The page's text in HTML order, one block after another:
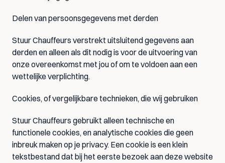
Delen van persoonsgegevens met derden
Stuur Chauffeurs verstrekt uitsluitend gegevens aan
derden en alleen als dit nodig is voor de uitvoering van
onze overeenkomst met jou of om te voldoen aan een
wettelijke verplichting.
Cookies, of vergelijkbare technieken, die wij gebruiken
Stuur Chauffeurs gebruikt alleen technische en
functionele cookies, en analytische cookies die geen
inbreuk maken op je privacy. Een cookie is een klein
tekstbestand dat bij het eerste bezoek aan deze website